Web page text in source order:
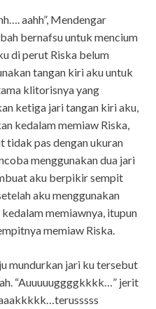
aahh”, Mendengar
bernafsu untuk mencium
di perut Riska belum
tangan kiri aku untuk
klitorisnya yang
ketiga jari tangan kiri aku,
kedalam memiaw Riska,
tidak pas dengan ukuran
menggunakan dua jari
aku berpikir sempit
aku menggunakan
memiawnya, itupun
memiaw Riska.
mundurkan jari ku tersebut
“Auuuuuggggkkkk…” jerit